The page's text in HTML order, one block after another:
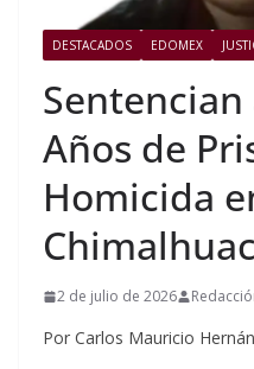
DESTACADOS EDOMEX
Sentencian
Años de
Homicida
2 de julio de 2026
Por Carlos Mauricio